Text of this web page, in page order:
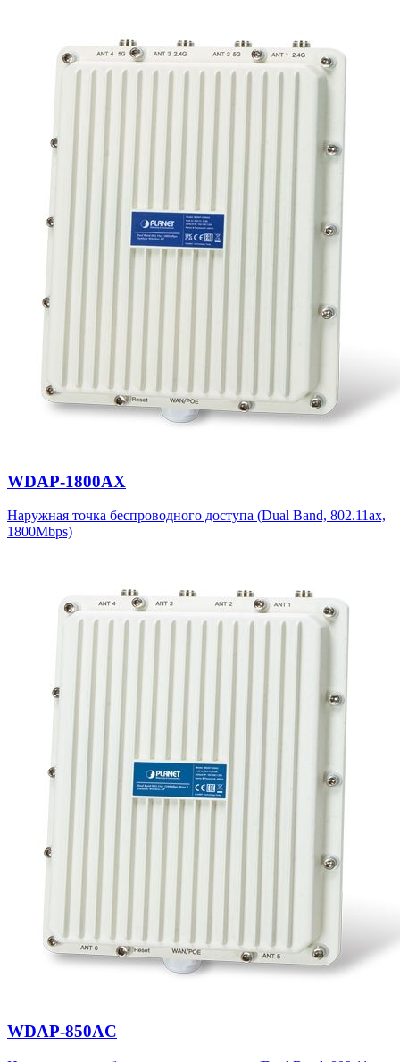
WDAP-1800AX
Наружная точка беспроводного доступа (Dual Band, 802.11ax,
1800Mbps)
WDAP-850AC